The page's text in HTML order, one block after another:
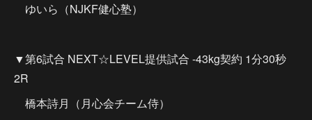
ゆいら（NJKF健心塾）
▼第6試合 NEXT☆LEVEL提供試合 -43kg契約 1分30秒
2R
橋本詩月（月心会チーム侍）